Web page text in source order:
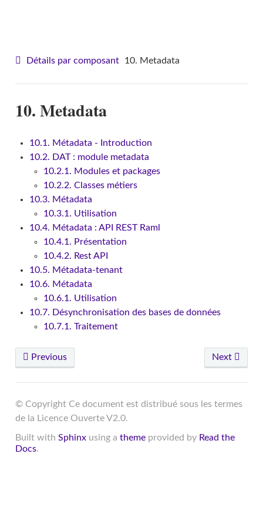
Détails par composant 10. Metadata
10. Metadata
10.1. Métadata - Introduction
10.2. DAT : module metadata
10.2.1. Modules et packages
10.2.2. Classes métiers
10.3. Métadata
10.3.1. Utilisation
10.4. Métadata : API REST Raml
10.4.1. Présentation
10.4.2. Rest API
10.5. Métadata-tenant
10.6. Métadata
10.6.1. Utilisation
10.7. Désynchronisation des bases de données
10.7.1. Traitement
Previous Next
© Copyright Ce document est distribué sous les termes
de la Licence Ouverte V2.0.
Built with Sphinxusing a themeprovided by Read the
Docs.